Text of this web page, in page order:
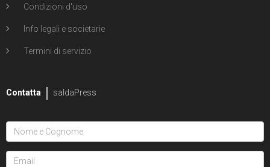
Condizioni d'uso
Info legali e societarie
Termini di servizio
Contatta saldaPress